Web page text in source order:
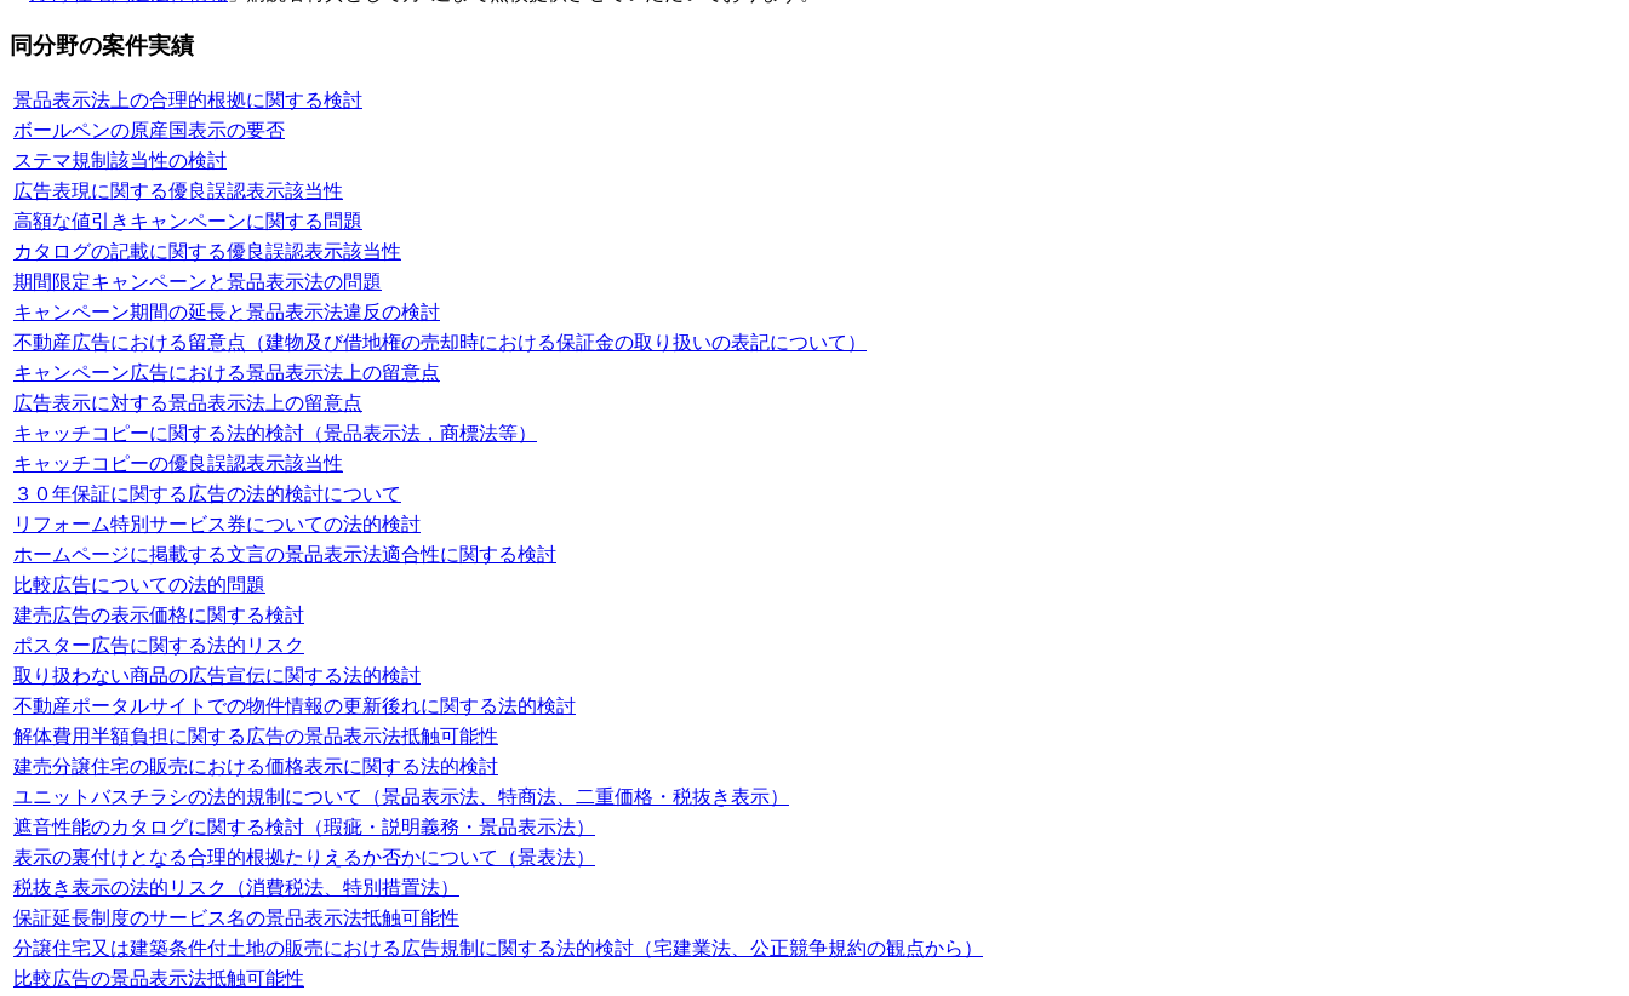
同分野の案件実績
景品表示法上の合理的根拠に関する検討
ボールペンの原産国表示の要否
ステマ規制該当性の検討
広告表現に関する優良誤認表示該当性
高額な値引きキャンペーンに関する問題
カタログの記載に関する優良誤認表示該当性
期間限定キャンペーンと景品表示法の問題
キャンペーン期間の延長と景品表示法違反の検討
不動産広告における留意点（建物及び借地権の売却時における保証金の取り扱いの表記について）
キャンペーン広告における景品表示法上の留意点
広告表示に対する景品表示法上の留意点
キャッチコピーに関する法的検討（景品表示法，商標法等）
キャッチコピーの優良誤認表示該当性
３０年保証に関する広告の法的検討について
リフォーム特別サービス券についての法的検討
ホームページに掲載する文言の景品表示法適合性に関する検討
比較広告についての法的問題
建売広告の表示価格に関する検討
ポスター広告に関する法的リスク
取り扱わない商品の広告宣伝に関する法的検討
不動産ポータルサイトでの物件情報の更新後れに関する法的検討
解体費用半額負担に関する広告の景品表示法抵触可能性
建売分譲住宅の販売における価格表示に関する法的検討
ユニットバスチラシの法的規制について（景品表示法、特商法、二重価格・税抜き表示）
遮音性能のカタログに関する検討（瑕疵・説明義務・景品表示法）
表示の裏付けとなる合理的根拠たりえるか否かについて（景表法）
税抜き表示の法的リスク（消費税法、特別措置法）
保証延長制度のサービス名の景品表示法抵触可能性
分譲住宅又は建築条件付土地の販売における広告規制に関する法的検討（宅建業法、公正競争規約の観点から）
比較広告の景品表示法抵触可能性